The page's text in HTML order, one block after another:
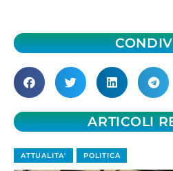
ARTICOLI
ATTUALITA' POLITICA